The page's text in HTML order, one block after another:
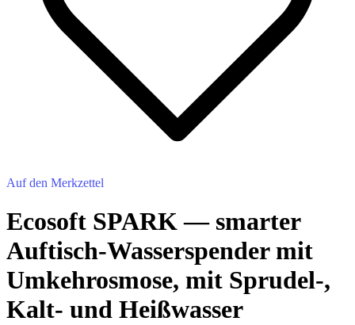
Auf den Merkzettel
Ecosoft SPARK — smarter
Auftisch-Wasserspender mit
Umkehrosmose, mit Sprudel-,
Kalt- und Heißwasser